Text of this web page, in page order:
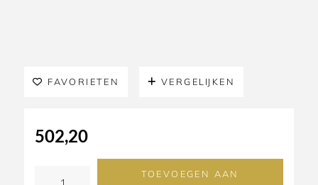
FAVORIETEN VERGELIJKEN
502,20
Formani
TOEVOEGEN AAN